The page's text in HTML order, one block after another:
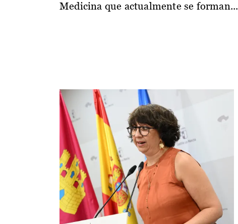
Medicina que actualmente se forman...